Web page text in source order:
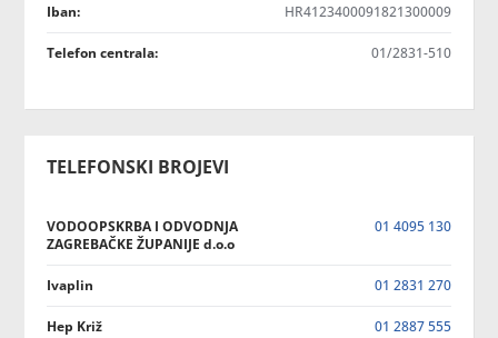
Iban: HR4123400091821300009
Telefon centrala: 01/2831-510
TELEFONSKI BROJEVI
VODOOPSKRBA I ODVODNJA
ZAGREBAČKE ŽUPANIJE d.o.o
01 4095 130
Ivaplin 01 2831 270
Hep Križ 01 2887 555